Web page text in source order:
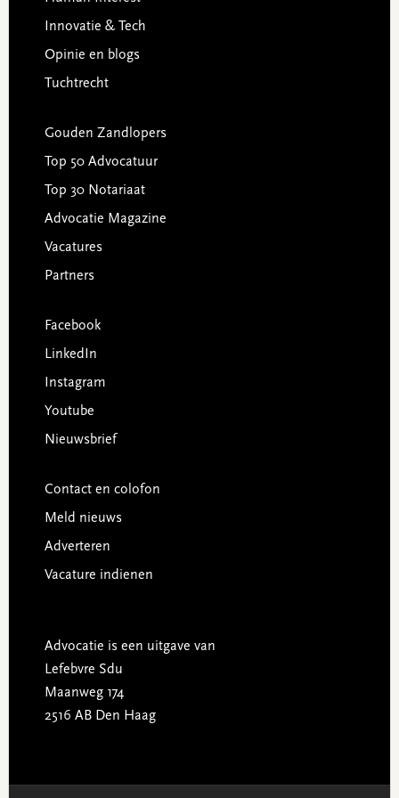
Innovatie & Tech
Opinie en blogs
Tuchtrecht
Gouden Zandlopers
Top 50 Advocatuur
Top 30 Notariaat
Advocatie Magazine
Vacatures
Partners
Facebook
LinkedIn
Instagram
Youtube
Nieuwsbrief
Contact en colofon
Meld nieuws
Adverteren
Vacature indienen
Advocatie is een uitgave van
Lefebvre Sdu
Maanweg 174
2516 AB Den Haag